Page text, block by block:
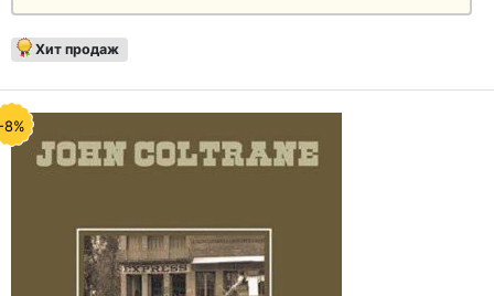
Хит продаж
8%